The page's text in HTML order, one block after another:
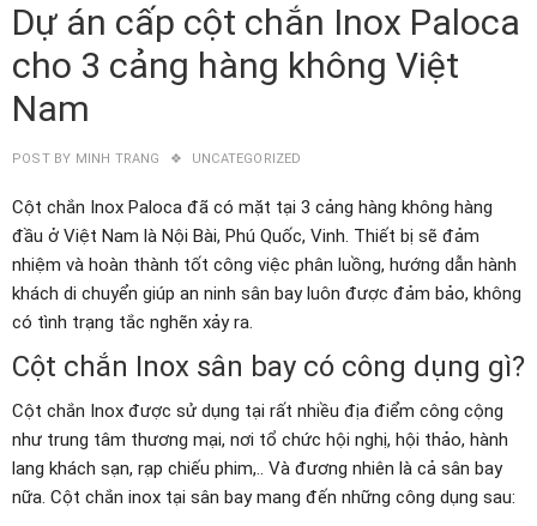
Dự án cấp cột chắn Inox Paloca
cho 3 cảng hàng không Việt
Nam
POST BY MINH TRANG UNCATEGORIZED
Cột chắn Inox Paloca đã có mặt tại 3 cảng hàng không hàng
đầu ở Việt Nam là Nội Bài, Phú Quốc, Vinh. Thiết bị sẽ đảm
nhiệm và hoàn thành tốt công việc phân luồng, hướng dẫn hành
khách di chuyển giúp an ninh sân bay luôn được đảm bảo, không
có tình trạng tắc nghẽn xảy ra.
Cột chắn Inox sân bay có công dụng gì?
Cột chắn Inox được sử dụng tại rất nhiều địa điểm công cộng
như trung tâm thương mại, nơi tổ chức hội nghị, hội thảo, hành
lang khách sạn, rạp chiếu phim,.. Và đương nhiên là cả sân bay
nữa. Cột chắn inox tại sân bay mang đến những công dụng sau: